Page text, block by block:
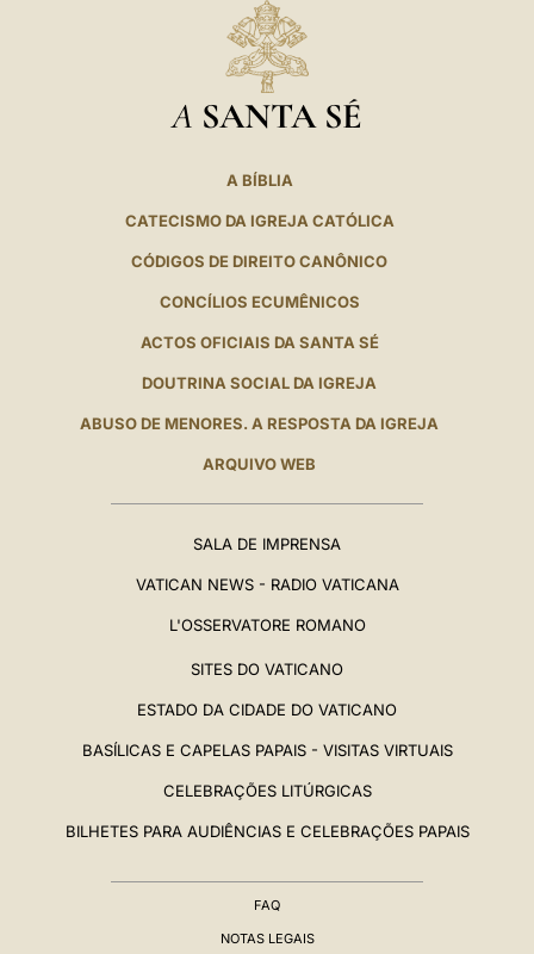
A SANTA SÉ
A BÍBLIA
CATECISMO DA IGREJA CATÓLICA
CÓDIGOS DE DIREITO CANÔNICO
CONCÍLIOS ECUMÊNICOS
ACTOS OFICIAIS DA SANTA SÉ
DOUTRINA SOCIAL DA IGREJA
ABUSO DE MENORES. A RESPOSTA DA IGREJA
ARQUIVO WEB
SALA DE IMPRENSA
VATICAN NEWS - RADIO VATICANA
L'OSSERVATORE ROMANO
SITES DO VATICANO
ESTADO DA CIDADE DO VATICANO
BASÍLICAS E CAPELAS PAPAIS - VISITAS VIRTUAIS
CELEBRAÇÕES LITÚRGICAS
BILHETES PARA AUDIÊNCIAS E CELEBRAÇÕES PAPAIS
FAQ
NOTAS LEGAIS